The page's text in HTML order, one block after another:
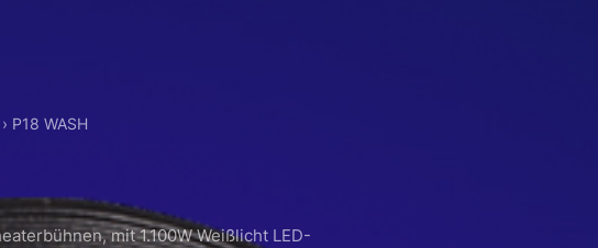
› P18 WASH
mit 1.100W Weißlicht LED-